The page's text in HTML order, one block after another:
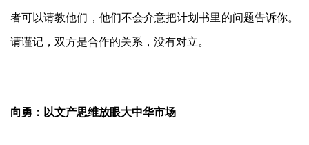
者可以请教他们，他们不会介意把计划书里的问题告诉你。
请谨记，双方是合作的关系，没有对立。
向勇：以文产思维放眼大中华市场